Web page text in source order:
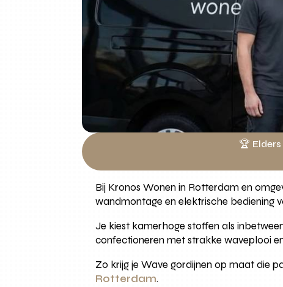
🏆
Bij Kronos Wonen in Rotterdam en
wandmontage en elektrische bediening
Je kiest kamerhoge stoffen als
confectioneren met strakke waveplooi
Zo krijg je Wave gordijnen op maat die
Rotterdam.